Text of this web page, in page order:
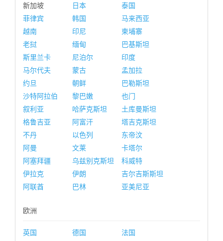
新加坡
日本
泰国
菲律宾
韩国
马来西亚
越南
印尼
柬埔寨
老挝
缅甸
巴基斯坦
斯里兰卡
尼泊尔
印度
马尔代夫
蒙古
孟加拉
约旦
朝鲜
巴勒斯坦
沙特阿拉伯
黎巴嫩
也门
叙利亚
哈萨克斯坦
土库曼斯坦
格鲁吉亚
阿富汗
塔吉克斯坦
不丹
以色列
东帝汶
阿曼
文莱
卡塔尔
阿塞拜疆
乌兹别克斯坦
科威特
伊拉克
伊朗
吉尔吉斯斯坦
阿联酋
巴林 亚美尼亚
欧洲
英国 德国
法国